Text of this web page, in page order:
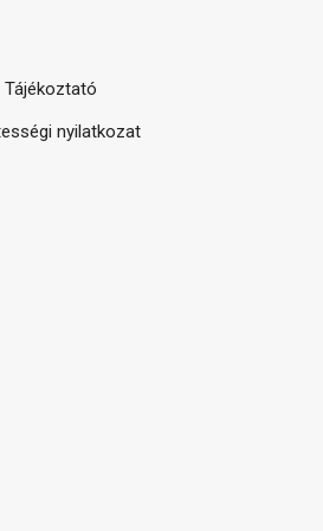
nyilatkozat